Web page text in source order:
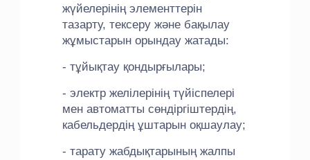
жүйелерінің элементтерін
тазарту, тексеру және бақылау
жұмыстарын орындау жатады:
- тұйықтау қондырғылары;
- электр желілерінің түйіспелері
мен автоматты сөндіргіштердің,
кабельдердің ұштарын оқшаулау;
- тарату жабдықтарының жалпы